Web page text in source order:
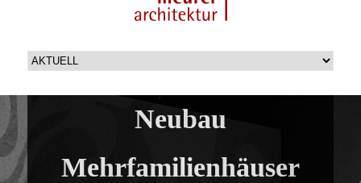
Neubau
Mehrfamilienhäuser